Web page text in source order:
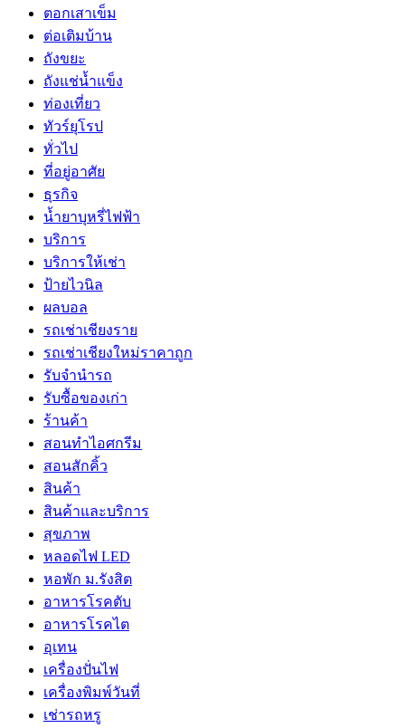
ตอกเสาเข็ม
ต่อเติมบ้าน
ถังขยะ
ถังแช่น้ำแข็ง
ท่องเที่ยว
ทัวร์ยุโรป
ทั่วไป
ที่อยู่อาศัย
ธุรกิจ
น้ำยาบุหรี่ไฟฟ้า
บริการ
บริการให้เช่า
ป้ายไวนิล
ผลบอล
รถเช่าเชียงราย
รถเช่าเชียงใหม่ราคาถูก
รับจำนำรถ
รับซื้อของเก่า
ร้านค้า
สอนทำไอศกรีม
สอนสักคิ้ว
สินค้า
สินค้าและบริการ
สุขภาพ
หลอดไฟ LED
หอพัก ม.รังสิต
อาหารโรคตับ
อาหารโรคไต
อุเทน
เครื่องปั่นไฟ
เครื่องพิมพ์วันที่
เช่ารถหรู